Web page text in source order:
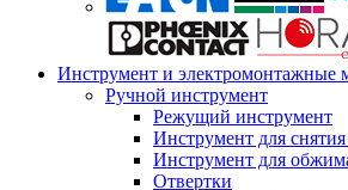
Инструмент и электромонтажные
Ручной инструмент
Режущий инструмент
Инструмент для
Инструмент для
Отвертки